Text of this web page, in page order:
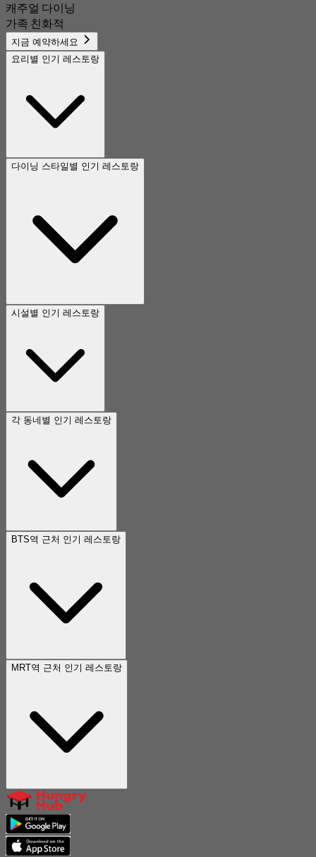
캐주얼 다이닝
가족 친화적
지금 예약하세요
요리별 인기 레스토랑
다이닝 스타일별 인기 레스토랑
시설별 인기 레스토랑
각 동네별 인기 레스토랑
BTS역 근처 인기 레스토랑
MRT역 근처 인기 레스토랑